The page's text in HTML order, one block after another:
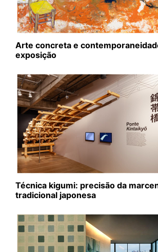
Arte concreta e
exposição
Técnica kigumi: precisão da
tradicional japonesa